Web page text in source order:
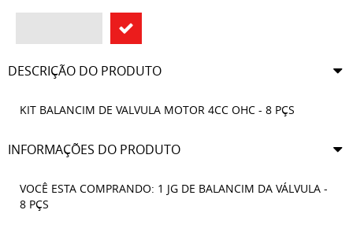
DESCRIÇÃO DO PRODUTO
KIT BALANCIM DE VALVULA MOTOR 4CC OHC - 8 PÇS
INFORMAÇÕES DO PRODUTO
VOCÊ ESTA COMPRANDO: 1 JG DE BALANCIM DA VÁLVULA -
8 PÇS